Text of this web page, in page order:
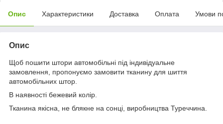
Опис Характеристики Доставка Оплата Умови
Опис
Щоб пошити штори автомобільні під індивідуальне
замовлення, пропонуємо замовити тканину для шиття
автомобільних штор.
В наявності бежевий колір.
Тканина якісна, не блякне на сонці, виробництва Туреччина.